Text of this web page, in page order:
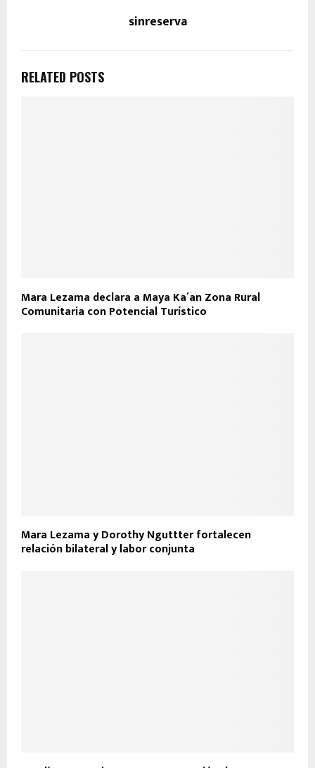
sinreserva
RELATED POSTS
Mara Lezama declara a Maya Ka´an Zona Rural
Comunitaria con Potencial Turístico
Mara Lezama y Dorothy Nguttter fortalecen
relación bilateral y labor conjunta